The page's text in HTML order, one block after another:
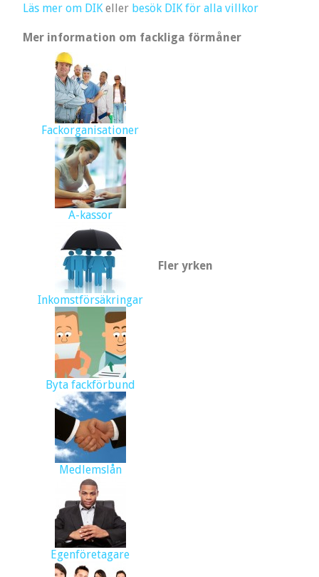
Läs mer om DIKeller besök DIK för alla villkor
Mer information om fackliga förmåner
Fackorganisationer
A-kassor
Inkomstförsäkringar
Byta fackförbund
Medlemslån
Fler yrken
Egenföretagare